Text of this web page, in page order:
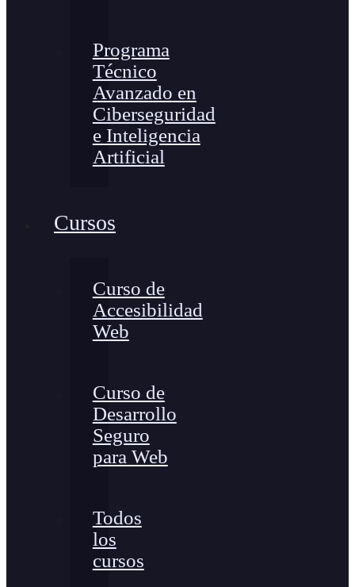
Programa
Técnico
Avanzado en
Ciberseguridad
e Inteligencia
Artificial
Cursos
Curso de
Accesibilidad
Web
Curso de
Desarrollo
Seguro
para Web
Todos
los
cursos